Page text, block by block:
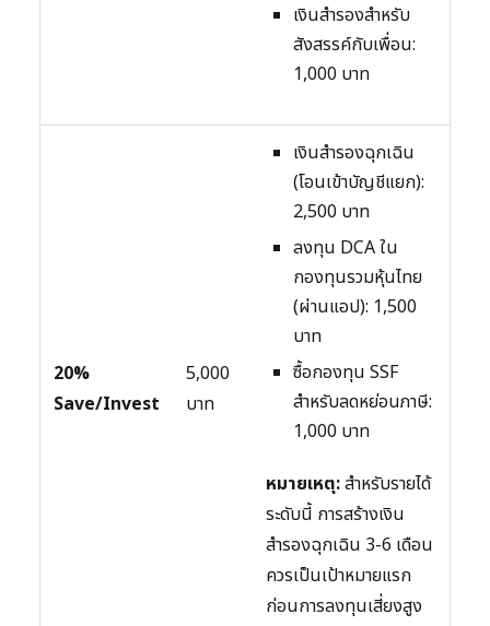
เงินสำรองสำหรับ
สังสรรค์กับเพื่อน:
1,000 บาท
20%
Save/Invest
5,000
บาท
เงินสำรองฉุกเฉิน
(โอนเข้าบัญชีแยก):
2,500 บาท
ลงทุน DCA ใน
กองทุนรวมหุ้นไทย
(ผ่านแอป): 1,500
บาท
ซื้อกองทุน SSF
สำหรับลดหย่อนภาษี:
1,000 บาท
หมายเหตุ:สำหรับรายได้
ระดับนี้ การสร้างเงิน
สำรองฉุกเฉิน 3-6 เดือน
ควรเป็นเป้าหมายแรก
ก่อนการลงทุนเสี่ยงสูง